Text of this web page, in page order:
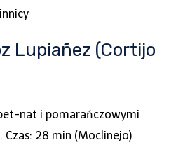
Lupiañez (Cortijo
nat i pomarańczowymi
28 min (Moclinejo)